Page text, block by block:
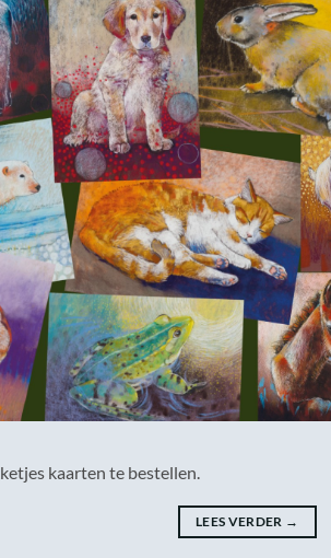
kaarten te bestellen.
LEES VERDER →